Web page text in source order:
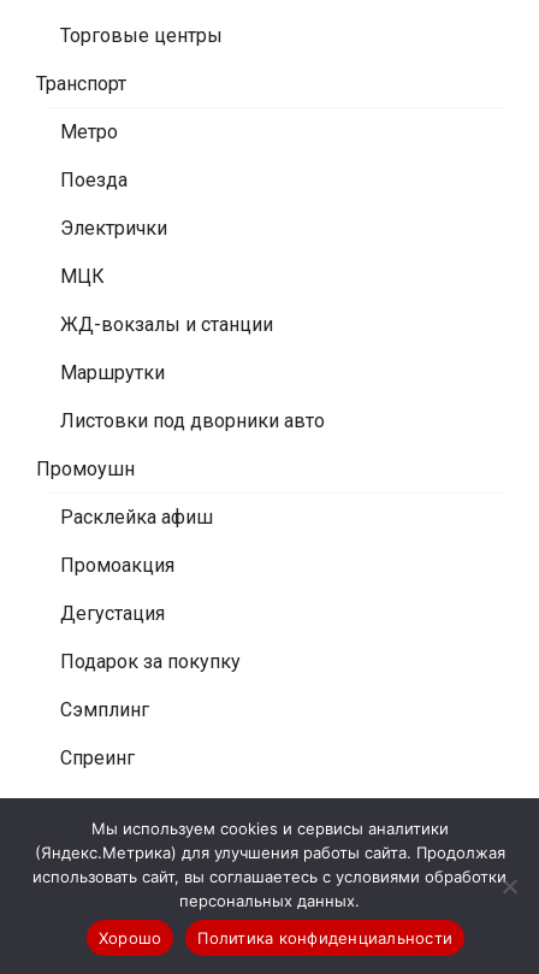
Торговые центры
Транспорт
Метро
Поезда
Электрички
МЦК
ЖД-вокзалы и станции
Маршрутки
Листовки под дворники авто
Промоушн
Расклейка афиш
Промоакция
Дегустация
Подарок за покупку
Сэмплинг
Спреинг
Контакты
КОНТАКТЫ АГЕНТСТВА
Мы используем cookies и сервисы аналитики
(Яндекс.Метрика) для улучшения работы сайта. Продолжая
использовать сайт, вы соглашаетесь с условиями обработки
персональных данных.
Хорошо
Политика конфиденциальности